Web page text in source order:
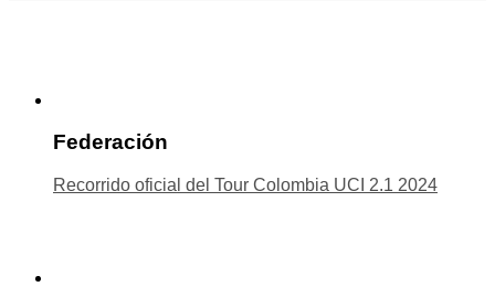
Federación
Recorrido oficial del Tour Colombia UCI 2.1 2024